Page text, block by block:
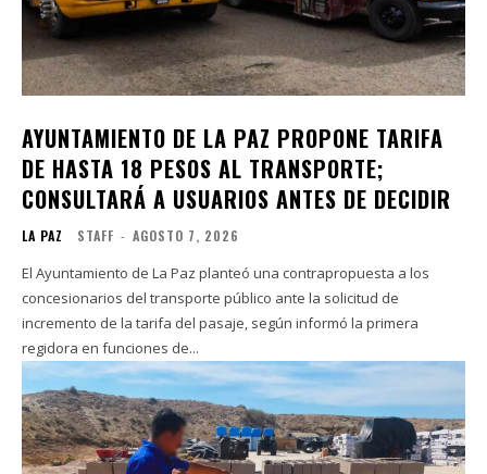
AYUNTAMIENTO DE LA PAZ PROPONE TARIFA
DE HASTA 18 PESOS AL TRANSPORTE;
CONSULTARÁ A USUARIOS ANTES DE DECIDIR
LA PAZ STAFF - AGOSTO 7, 2026
El Ayuntamiento de La Paz planteó una contrapropuesta a los
concesionarios del transporte público ante la solicitud de
incremento de la tarifa del pasaje, según informó la primera
regidora en funciones de...